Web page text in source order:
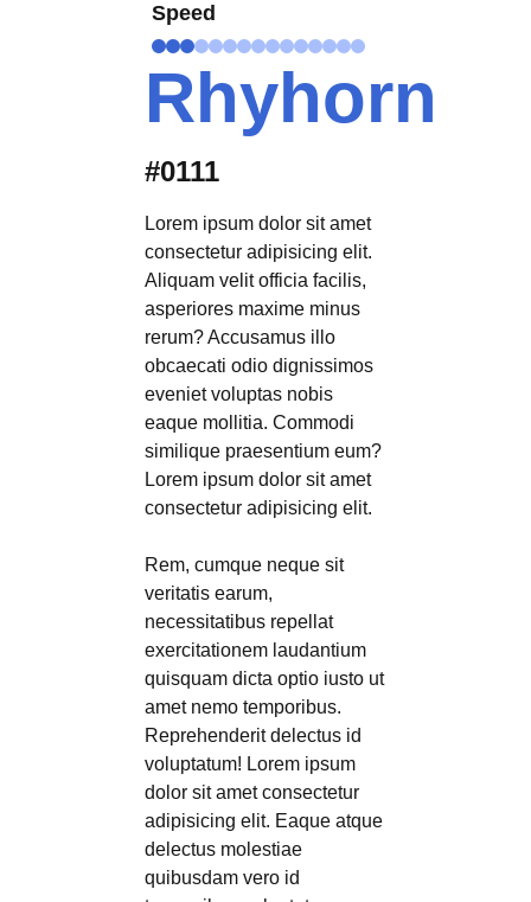
Speed
Rhyhorn
#0111
Lorem ipsum dolor sit amet
consectetur adipisicing elit.
Aliquam velit officia facilis,
asperiores maxime minus
rerum? Accusamus illo
obcaecati odio dignissimos
eveniet voluptas nobis
eaque mollitia. Commodi
similique praesentium eum?
Lorem ipsum dolor sit amet
consectetur adipisicing elit.
Rem, cumque neque sit
veritatis earum,
necessitatibus repellat
exercitationem laudantium
quisquam dicta optio iusto ut
amet nemo temporibus.
Reprehenderit delectus id
voluptatum! Lorem ipsum
dolor sit amet consectetur
adipisicing elit. Eaque atque
delectus molestiae
quibusdam vero id